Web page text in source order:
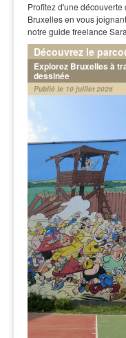
Profitez d'une
Bruxelles en vous
notre guide freelance
Découvrez le
Explorez Bruxelles à
dessinée
Publié le 10 juillet 2026